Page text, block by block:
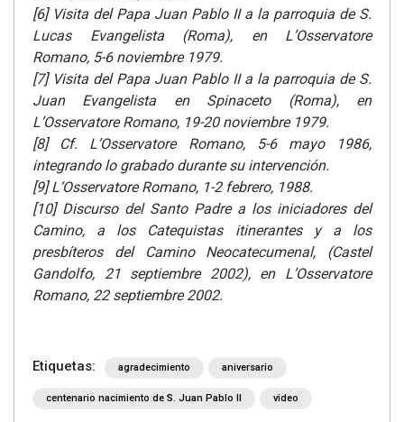
[6] Visita del Papa Juan Pablo II a la parroquia de S.
Lucas Evangelista (Roma), en L’Osservatore
Romano, 5-6 noviembre 1979.
[7] Visita del Papa Juan Pablo II a la parroquia de S.
Juan Evangelista en Spinaceto (Roma), en
L’Osservatore Romano, 19-20 noviembre 1979.
[8] Cf. L’Osservatore Romano, 5-6 mayo 1986,
integrando lo grabado durante su intervención.
[9] L’Osservatore Romano, 1-2 febrero, 1988.
[10] Discurso del Santo Padre a los iniciadores del
Camino, a los Catequistas itinerantes y a los
presbíteros del Camino Neocatecumenal, (Castel
Gandolfo, 21 septiembre 2002), en L’Osservatore
Romano, 22 septiembre 2002.
Etiquetas: agradecimiento aniversario
centenario nacimiento de S. Juan Pablo II video